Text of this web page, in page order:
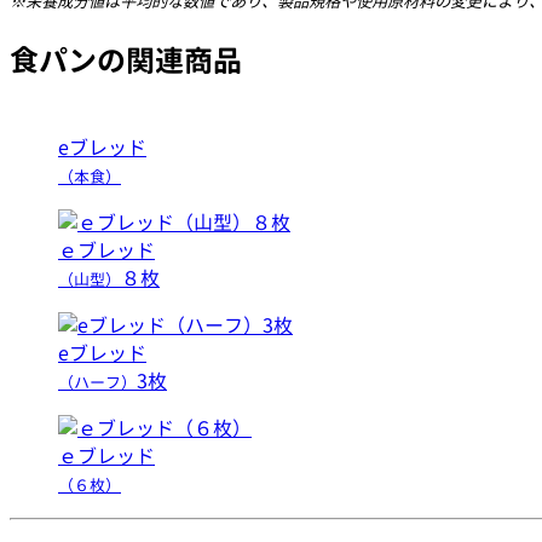
食パンの関連商品
eブレッド
（本食）
ｅブレッド
（山型） ８枚
eブレッド
（ハーフ） 3枚
ｅブレッド
（６枚）